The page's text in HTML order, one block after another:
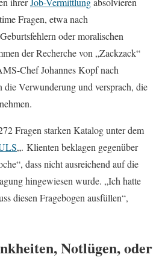
Fragen, etwa nach
oder moralischen
der Recherche von „Zackzack“
Chef Johannes Kopf nach
die Verwunderung und versprach, die
Fragen starken Katalog unter dem
„. Klienten beklagen gegenüber
dass nicht ausreichend auf die
hingewiesen wurde. „Ich hatte
diesen Fragebogen ausfüllen“,
Notlügen, oder